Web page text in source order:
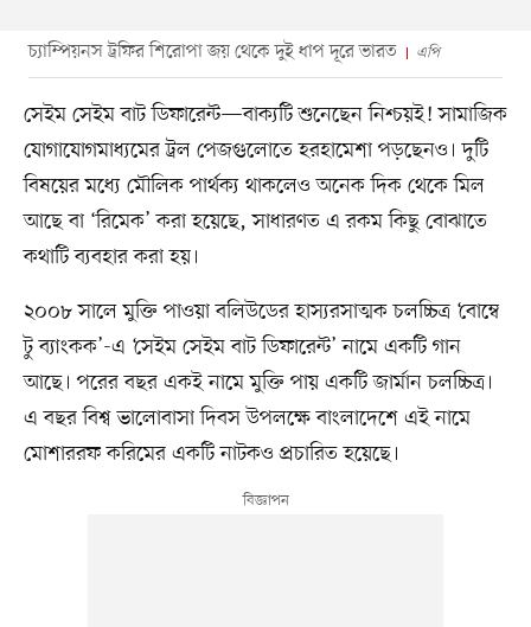
চ্যাম্পিয়নস ট্রফির শিরোপা জয় থেকে দুই ধাপ দূরে ভারত এপি
সেইম সেইম বাট ডিফারেন্ট—বাক্যটি শুনেছেন নিশ্চয়ই! সামাজিক
যোগাযোগমাধ্যমের ট্রল পেজগুলোতে হরহামেশা পড়ছেনও। দুটি
বিষয়ের মধ্যে মৌলিক পার্থক্য থাকলেও অনেক দিক থেকে মিল
আছে বা ‘রিমেক’ করা হয়েছে, সাধারণত এ রকম কিছু বোঝাতে
কথাটি ব্যবহার করা হয়।
২০০৮ সালে মুক্তি পাওয়া বলিউডের হাস্যরসাত্মক চলচ্চিত্র ‘বোম্বে
টু ব্যাংকক’-এ ‘সেইম সেইম বাট ডিফারেন্ট’ নামে একটি গান
আছে। পরের বছর একই নামে মুক্তি পায় একটি জার্মান চলচ্চিত্র।
এ বছর বিশ্ব ভালোবাসা দিবস উপলক্ষে বাংলাদেশে এই নামে
মোশাররফ করিমের একটি নাটকও প্রচারিত হয়েছে।